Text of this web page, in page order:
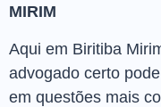
MIRIM
Aqui em Biritiba
advogado certo
em questões mais